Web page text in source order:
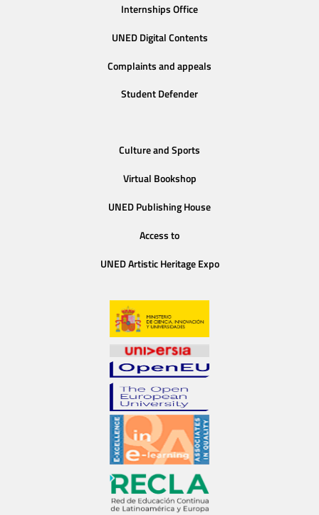
Internships Office
UNED Digital Contents
Complaints and appeals
Student Defender
Culture and Sports
Virtual Bookshop
UNED Publishing House
Access to
UNED Artistic Heritage Expo